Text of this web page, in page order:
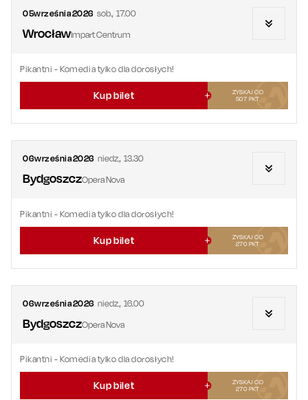
05września2026 sob., 17.00
WrocławImpart Centrum
Pikantni - Komedia tylko dla dorosłych!
Kup bilet
ZYSKAJ OD
507 PKT
06września2026 niedz., 13.30
BydgoszczOpera Nova
Pikantni - Komedia tylko dla dorosłych!
Kup bilet
ZYSKAJ OD
270 PKT
06września2026 niedz., 16.00
BydgoszczOpera Nova
Pikantni - Komedia tylko dla dorosłych!
Kup bilet
ZYSKAJ OD
270 PKT